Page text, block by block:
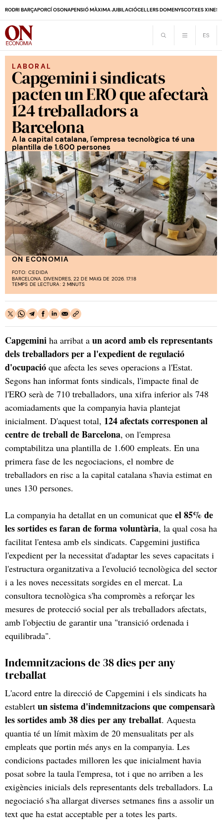
RODRI BARÇAPORCÍ OSONAPENSIÓ MÀXIMA JUBILACIÓCELLERS DOMENYSCOTXES
LABORAL
Capgemini i sindicats
pacten un ERO que afectarà
124 treballadors a
Barcelona
A la capital catalana, l'empresa tecnològica té una
plantilla de 1.600 persones
ON ECONOMIA
FOTO: CEDIDA
BARCELONA. DIVENDRES, 22 DE MAIG DE 2026. 17:18
TEMPS DE LECTURA: 2 MINUTS
Capgemini ha arribat a un acord amb els representants
dels treballadors per a l'expedient de regulació
d'ocupació que afecta les seves operacions a l'Estat.
Segons han informat fonts sindicals, l'impacte final de
l'ERO serà de 710 treballadors, una xifra inferior als 748
acomiadaments que la companyia havia plantejat
inicialment. D'aquest total, 124 afectats corresponen al
centre de treball de Barcelona, on l'empresa
comptabilitza una plantilla de 1.600 empleats. En una
primera fase de les negociacions, el nombre de
treballadors en risc a la capital catalana s'havia estimat en
unes 130 persones.
La companyia ha detallat en un comunicat que el 85% de
les sortides es faran de forma voluntària, la qual cosa ha
facilitat l'entesa amb els sindicats. Capgemini justifica
l'expedient per la necessitat d'adaptar les seves capacitats i
l'estructura organitzativa a l'evolució tecnològica del sector
i a les noves necessitats sorgides en el mercat. La
consultora tecnològica s'ha compromès a reforçar les
mesures de protecció social per als treballadors afectats,
amb l'objectiu de garantir una "transició ordenada i
equilibrada".
Indemnitzacions de 38 dies per any
treballat
L'acord entre la direcció de Capgemini i els sindicats ha
establert un sistema d'indemnitzacions que compensarà
les sortides amb 38 dies per any treballat. Aquesta
quantia té un límit màxim de 20 mensualitats per als
empleats que portin més anys en la companyia. Les
condicions pactades milloren les que inicialment havia
posat sobre la taula l'empresa, tot i que no arriben a les
exigències inicials dels representants dels treballadors. La
negociació s'ha allargat diverses setmanes fins a assolir un
text que ha estat acceptable per a totes les parts.